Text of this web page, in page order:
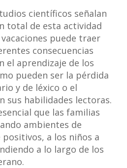
científicos señalan
total de esta actividad
puede traer
consecuencias
el aprendizaje de los
pueden ser la pérdida
y de léxico o el
sus habilidades lectoras.
que las familias
ambientes de
a los niños a
a lo largo de los